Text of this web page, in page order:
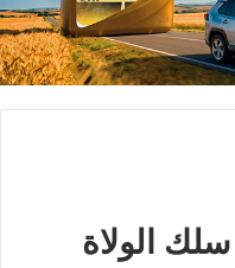
الولاة